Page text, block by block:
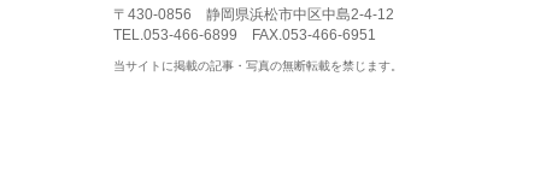
〒430-0856 静岡県浜松市中区中島2-4-12
TEL.053-466-6899 FAX.053-466-6951
当サイトに掲載の記事・写真の無断転載を禁じます。